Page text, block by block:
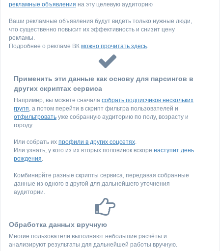
рекламные объявления на эту целевую аудиторию
Ваши рекламные объявления будут видеть только нужные люди,
что существенно повысит их эффективность и снизит цену
рекламы.
Подробнее о рекламе ВК можно прочитать здесь.
Применить эти данные как основу для парсингов в
других скриптах сервиса
Например, вы можете сначала собрать подписчиков нескольких
групп, а потом перейти в скрипт фильтра пользователей и
отфильтровать уже собранную аудиторию по полу, возрасту и
городу.
Или собрать их профили в других соцсетях.
Или узнать, у кого из их вторых половинок вскоре наступит день
рождения.
Комбинирйте разные скрипты сервиса, передавая собранные
данные из одного в другой для дальнейшего уточнения
аудитории.
Обработка данных вручную
Многие пользователи выполняют небольшие расчёты и
анализируют результаты для дальнейшей работы вручную.